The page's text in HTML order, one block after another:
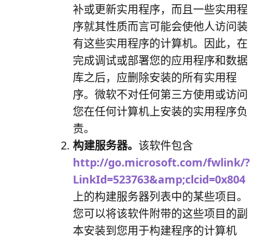
补或更新实用程序，而且一些实用程
序就其性质而言可能会使他人访问装
有这些实用程序的计算机。因此，在
完成调试或部署您的应用程序和数据
库之后，应删除安装的所有实用程
序。微软不对任何第三方使用或访问
您在任何计算机上安装的实用程序负
责。
构建服务器。 该软件包含
http://go.microsoft.com/fwlink/?
LinkId=523763&amp;clcid=0x804
上的构建服务器列表中的某些项目。
您可以将该软件附带的这些项目的副
本安装到您用于构建程序的计算机